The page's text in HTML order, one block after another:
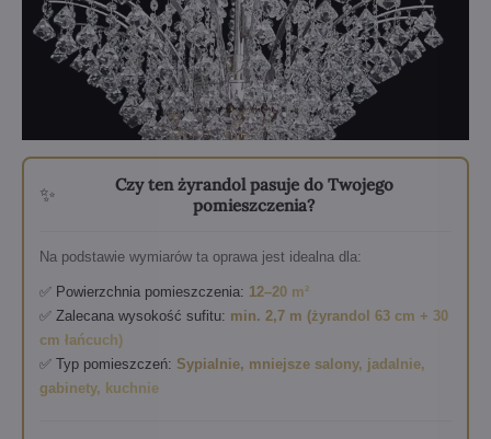
✨
Czy ten żyrandol pasuje do Twojego
pomieszczenia?
Na podstawie wymiarów ta oprawa jest idealna dla:
✅ Powierzchnia pomieszczenia: 12–20 m²
✅ Zalecana wysokość sufitu: min. 2,7 m (żyrandol 63 cm + 30
cm łańcuch)
✅ Typ pomieszczeń: Sypialnie, mniejsze salony, jadalnie,
gabinety, kuchnie